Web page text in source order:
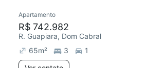
Apartamento
R$ 742.982
R. Guapiara, Dom Cabral
65m² 3
1